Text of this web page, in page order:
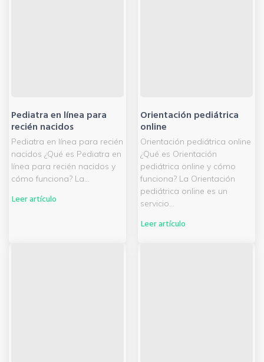
Pediatra en línea para
recién nacidos
Pediatra en línea para recién
nacidos ¿Qué es Pediatra en
línea para recién nacidos y
cómo funciona? La...
Leer artículo
Orientación pediátrica
online
Orientación pediátrica online
¿Qué es Orientación
pediátrica online y cómo
funciona? La Orientación
pediátrica online es un
servicio...
Leer artículo